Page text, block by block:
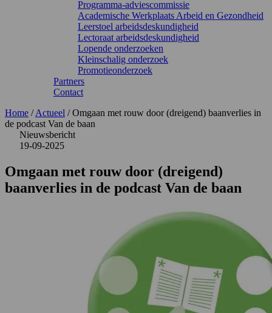
Programma-adviescommissie
Academische Werkplaats Arbeid en Gezondheid
Leerstoel arbeidsdeskundigheid
Lectoraat arbeidsdeskundigheid
Lopende onderzoeken
Kleinschalig onderzoek
Promotieonderzoek
Partners
Contact
Home /Actueel /Omgaan met rouw door (dreigend) baanverlies in
de podcast Van de baan
Nieuwsbericht
19-09-2025
Omgaan met rouw door (dreigend)
baanverlies in de podcast Van de baan